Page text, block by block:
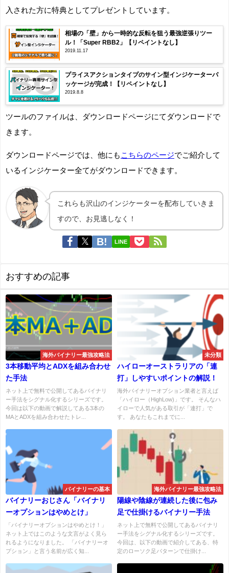
入された方に特典としてプレゼントしています。
相場の「壁」から一時的な反転を狙う最強逆張りツー
ル！「Super RBB2」【リペイントなし】
2019.11.17
プライスアクションタイプのサイン型インジケーターパ
ッケージが完成！【リペイントなし】
2019.8.8
ツールのファイルは、ダウンロードページにてダウンロードで
きます。
ダウンロードページでは、他にも こちらのページでご紹介して
いるインジケーター全てがダウンロードできます。
これらも沢山のインジケーターを配布していきま
すので、お見逃しなく！
LINE
おすすめの記事
海外バイナリー最強攻略法
3本移動平均とADXを組み合わせ
た手法
ネット上で無料で公開してあるバイナリ
ー手法をシグナル化するシリーズです。
今回は以下の動画で解説してある3本の
MAとADXを組み合わせたトレ...
未分類
ハイローオーストラリアの「連
打」しやすいポイントの解説！
海外バイナリーオプション業者と言えば
「ハイロー（HighLow)」です。 そんなハ
イローで人気がある取引が「連打」で
す。 あなたもこれまでに...
バイナリーの基本
バイナリーおじさん「バイナリ
ーオプションはやめとけ」
「バイナリーオプションはやめとけ！」
ネット上ではこのような文言がよく見ら
れるようになりました。 「バイナリーオ
プション」と言う名前が広く知...
海外バイナリー最強攻略法
陽線や陰線が連続した後に包み
足で仕掛けるバイナリー手法
ネット上で無料で公開してあるバイナリ
ー手法をシグナル化するシリーズです。
今回は、以下の動画で紹介してある、特
定のローソク足パターンで仕掛け...